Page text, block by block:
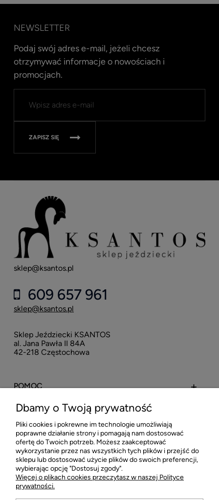
NEWSLETTER
Podaj swój adres e-mail, jeżeli chcesz
otrzymywać informacje o nowościach i
promocjach.
ZAPISZ SIĘ
sklep@ksantos.pl
609 657 961
sklep@ksantos.pl
Sklep Jeździecki KSANTOS
al. Jana Pawła II 84A
42-218 Częstochowa
POMOC
MOJE KONTO
PŁATNOŚCI I DOSTAWA
INFORMACJE
O FIRMIE
Dbamy o Twoją prywatność
Pliki cookies i pokrewne im technologie umożliwiają
poprawne działanie strony i pomagają nam dostosować
ofertę do Twoich potrzeb. Możesz zaakceptować
wykorzystanie przez nas wszystkich tych plików i przejść do
sklepu lub dostosować użycie plików do swoich preferencji,
wybierając opcję "Dostosuj zgody".
Więcej o plikach cookies przeczytasz w naszej Polityce
prywatności.